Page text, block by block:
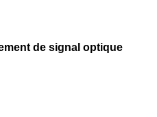
de signal optique